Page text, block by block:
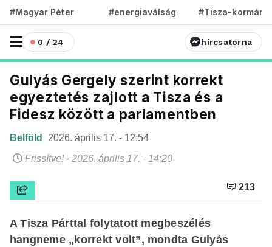
#Magyar Péter #energiaválság #Tisza-kormány
0 / 24 hírcsatorna
Gulyás Gergely szerint korrekt
egyeztetés zajlott a Tisza és a
Fidesz között a parlamentben
Belföld
2026. április 17. - 12:54
Frissítve! - 2026. április 17. - 14:20
213
A Tisza Párttal folytatott megbeszélés
hangneme „korrekt volt”, mondta Gulyás